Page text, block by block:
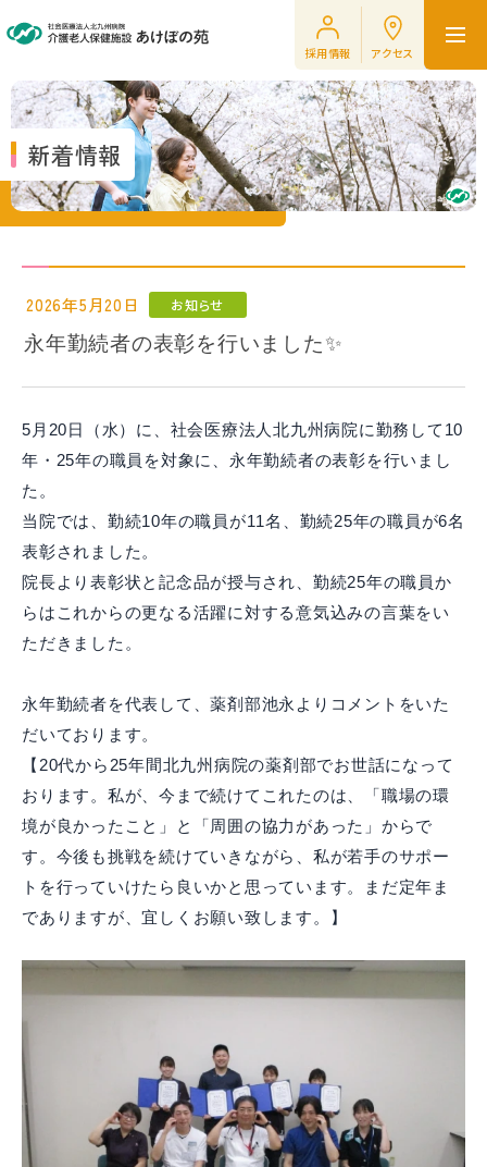
採用情報 アクセス
新着情報
2026年5月20日 お知らせ
永年勤続者の表彰を行いました✨
5月20日（水）に、社会医療法人北九州病院に勤務して10
年・25年の職員を対象に、永年勤続者の表彰を行いまし
た。
当院では、勤続10年の職員が11名、勤続25年の職員が6名
表彰されました。
院長より表彰状と記念品が授与され、勤続25年の職員か
らはこれからの更なる活躍に対する意気込みの言葉をい
ただきました。
永年勤続者を代表して、薬剤部池永よりコメントをいた
だいております。
【20代から25年間北九州病院の薬剤部でお世話になって
おります。私が、今まで続けてこれたのは、「職場の環
境が良かったこと」と「周囲の協力があった」からで
す。今後も挑戦を続けていきながら、私が若手のサポー
トを行っていけたら良いかと思っています。まだ定年ま
でありますが、宜しくお願い致します。】